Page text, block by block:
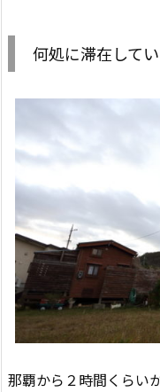
何処に滞在して
那覇から２時間くらい